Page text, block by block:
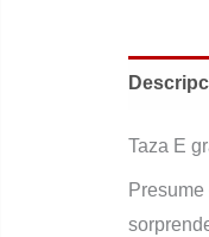
Taza E